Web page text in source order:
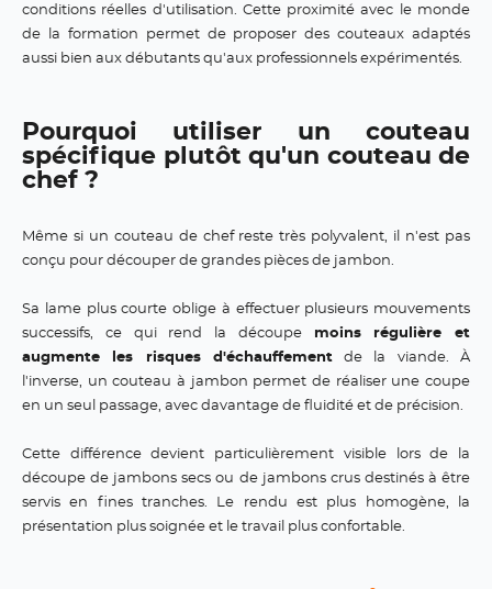
conditions réelles d'utilisation. Cette proximité avec le monde
de la formation permet de proposer des couteaux adaptés
aussi bien aux débutants qu'aux professionnels expérimentés.
Pourquoi utiliser un couteau
spécifique plutôt qu'un couteau de
chef ?
Même si un couteau de chef reste très polyvalent, il n'est pas
conçu pour découper de grandes pièces de jambon.
Sa lame plus courte oblige à effectuer plusieurs mouvements
successifs, ce qui rend la découpe
moins régulière et
augmente les risques d'échauffementde la viande. À
l'inverse, un couteau à jambon permet de réaliser une coupe
en un seul passage, avec davantage de fluidité et de précision.
Cette différence devient particulièrement visible lors de la
découpe de jambons secs ou de jambons crus destinés à être
servis en fines tranches. Le rendu est plus homogène, la
présentation plus soignée et le travail plus confortable.